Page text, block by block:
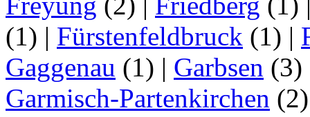
(1) | Fürstenfeldbruck (1) |
Gaggenau (1) | Garbsen (3)
Garmisch-Partenkirchen